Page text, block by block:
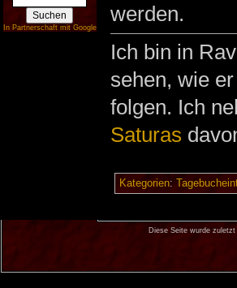
In Partnerschaft mit Google
werden.
Ich bin in
sehen, wie
folgen. Ich
Saturas
Kategorien:
Diese Seite wurde